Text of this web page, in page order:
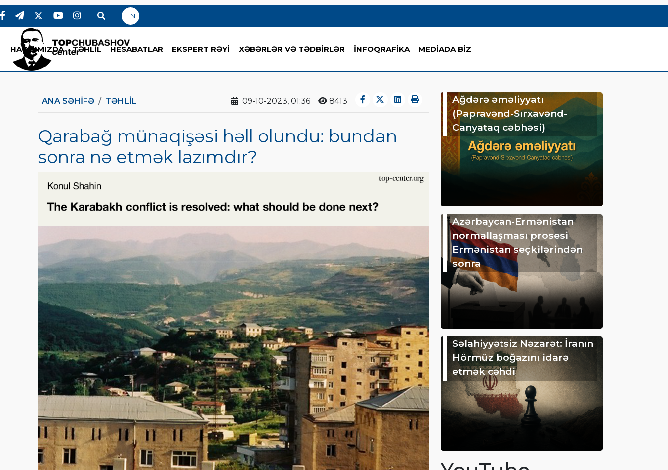
EN
HAQQIMIZDA TƏHLİL HESABATLAR EKSPERT RƏYİ XƏBƏRLƏR VƏ TƏDBİRLƏR İNFOQRAFİKA MEDİADA BİZ
ANA SƏHIFƏ TƏHLİL 09-10-2023, 01:36 8413
Qarabağ münaqişəsi həll olundu: bundan
sonra nə etmək lazımdır?
Ağdərə əməliyyatı
(Papravənd-Sırxavənd-
Canyataq cəbhəsi)
Azərbaycan-Ermənistan
normallaşması prosesi
Ermənistan seçkilərindən
sonra
Səlahiyyətsiz Nəzarət: İranın
Hörmüz boğazını idarə
etmək cəhdi